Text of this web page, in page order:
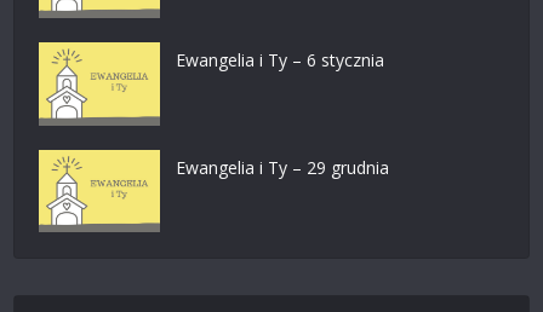
Ewangelia i Ty – 6 stycznia
Ewangelia i Ty – 29 grudnia